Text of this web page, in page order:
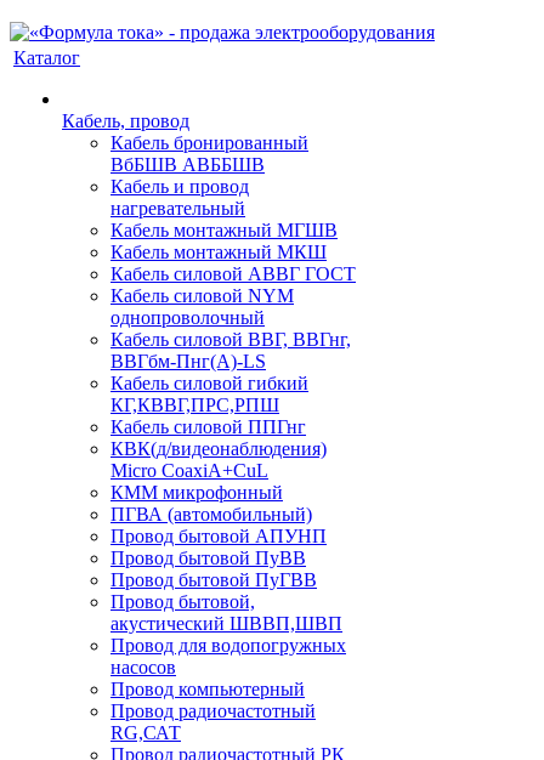
Каталог
Кабель, провод
Кабель бронированный
ВбБШВ АВББШВ
Кабель и провод
нагревательный
Кабель монтажный МГШВ
Кабель монтажный МКШ
Кабель силовой АВВГ ГОСТ
Кабель силовой NYM
однопроволочный
Кабель силовой ВВГ, ВВГнг,
ВВГбм-Пнг(А)-LS
Кабель силовой гибкий
КГ,КВВГ,ПРС,РПШ
Кабель силовой ППГнг
КВК(д/видеонаблюдения)
Micro CoaxiA+CuL
КММ микрофонный
ПГВА (автомобильный)
Провод бытовой АПУНП
Провод бытовой ПуВВ
Провод бытовой ПуГВВ
Провод бытовой,
акустический ШВВП,ШВП
Провод для водопогружных
насосов
Провод компьютерный
Провод радиочастотный
RG,САТ
Провод радиочастотный РК